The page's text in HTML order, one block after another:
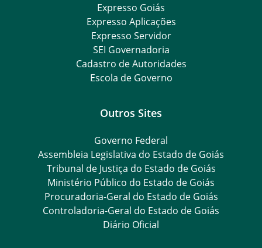
Expresso Goiás
Expresso Aplicações
Expresso Servidor
SEI Governadoria
Cadastro de Autoridades
Escola de Governo
Outros Sites
Governo Federal
Assembleia Legislativa do Estado de Goiás
Tribunal de Justiça do Estado de Goiás
Ministério Público do Estado de Goiás
Procuradoria-Geral do Estado de Goiás
Controladoria-Geral do Estado de Goiás
Diário Oficial